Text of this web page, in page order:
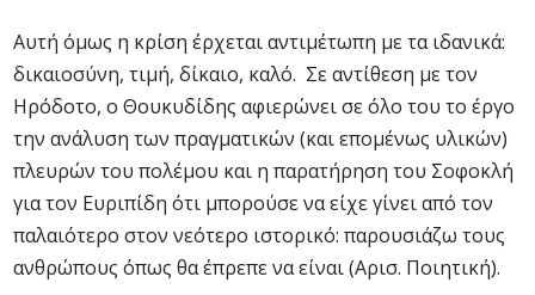
Αυτή όμως η κρίση έρχεται αντιμέτωπη με τα ιδανικά:
δικαιοσύνη, τιμή, δίκαιο, καλό. Σε αντίθεση με τον
Ηρόδοτο, ο Θουκυδίδης αφιερώνει σε όλο του το έργο
την ανάλυση των πραγματικών (και επομένως υλικών)
πλευρών του πολέμου και η παρατήρηση του Σοφοκλή
για τον Ευριπίδη ότι μπορούσε να είχε γίνει από τον
παλαιότερο στον νεότερο ιστορικό: παρουσιάζω τους
ανθρώπους όπως θα έπρεπε να είναι (Αρισ. Ποιητική).